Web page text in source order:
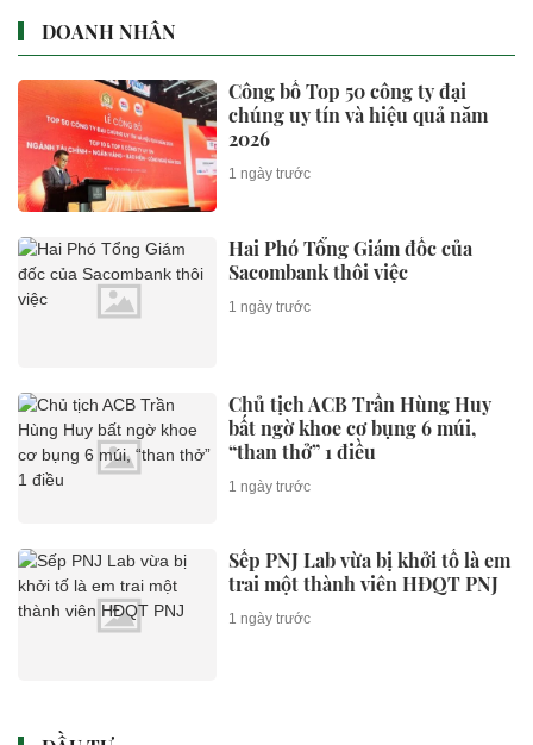
DOANH NHÂN
Công bố Top 50 công ty đại
chúng uy tín và hiệu quả năm
2026
1 ngày trước
Hai Phó Tổng Giám đốc của
Sacombank thôi việc
1 ngày trước
Chủ tịch ACB Trần Hùng Huy
bất ngờ khoe cơ bụng 6 múi,
“than thở” 1 điều
1 ngày trước
Sếp PNJ Lab vừa bị khởi tố là em
trai một thành viên HĐQT PNJ
1 ngày trước